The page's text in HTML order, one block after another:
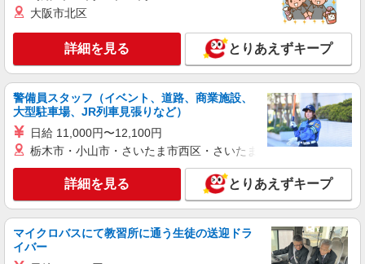
大阪市北区
詳細を見る とりあえずキープ
警備員スタッフ（イベント、道路、商業施設、
大型駐車場、JR列車見張りなど）
日給 11,000円〜12,100円
栃木市・小山市・さいたま市西区・さいたま市岩槻区・久喜市・
詳細を見る とりあえずキープ
マイクロバスにて教習所に通う生徒の送迎ドラ
イバー